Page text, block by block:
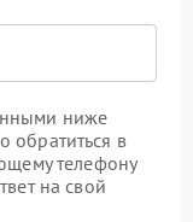
ниже
обратиться в
телефону
на свой